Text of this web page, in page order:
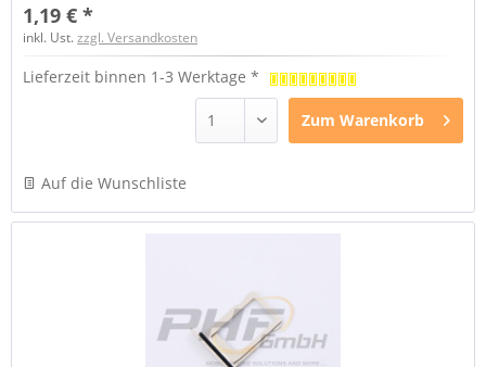
1,19 € *
inkl. Ust.zzgl. Versandkosten
Lieferzeit binnen 1-3 Werktage *
Zum Warenkorb
Auf die Wunschliste